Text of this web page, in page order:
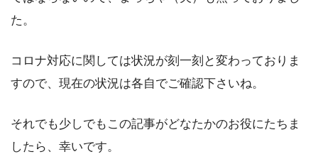
た。
コロナ対応に関しては状況が刻一刻と変わっておりま
すので、現在の状況は各自でご確認下さいね。
それでも少しでもこの記事がどなたかのお役にたちま
したら、幸いです。